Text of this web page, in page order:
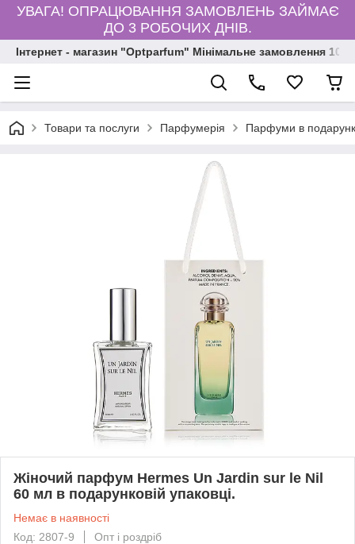
УВАГА! ОПРАЦЮВАННЯ ЗАМОВЛЕНЬ ЗАЙМАЄ
ДО 3 РОБОЧИХ ДНІВ.
Інтернет - магазин "Optparfum" Мінімальне замовлення
Товари та послуги Парфумерія Парфуми в
Жіночий парфум Hermes Un Jardin sur le Nil
60 мл в подарунковій упаковці.
Немає в наявності
Код: 2807-9
Опт і роздріб